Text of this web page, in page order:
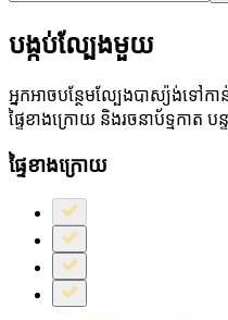
បង្កប់ល្បែងមួយ
អ្នកអាចបន្ថែមល្បែងបាស្យ៉ង់ទៅក
ផ្ទៃខាងក្រោយ និងរចនាប័ទ្មកាត
ផ្ទៃខាងក្រោយ